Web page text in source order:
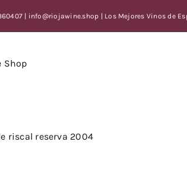
| info@riojawine.shop | Los Mejores Vinos de